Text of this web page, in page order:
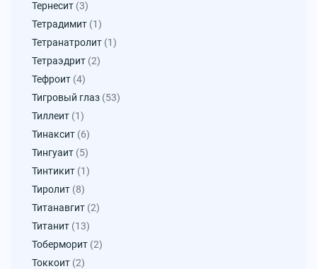
Тернесит (3)
Тетрадимит (1)
Тетранатролит (1)
Тетраэдрит (2)
Тефроит (4)
Тигровый глаз (53)
Тиллеит (1)
Тинаксит (6)
Тингуаит (5)
Тинтикит (1)
Тиролит (8)
Титанавгит (2)
Титанит (13)
Тоберморит (2)
Токкоит (2)